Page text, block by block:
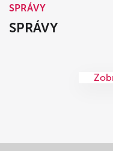
SPRÁVY
SPRÁVY